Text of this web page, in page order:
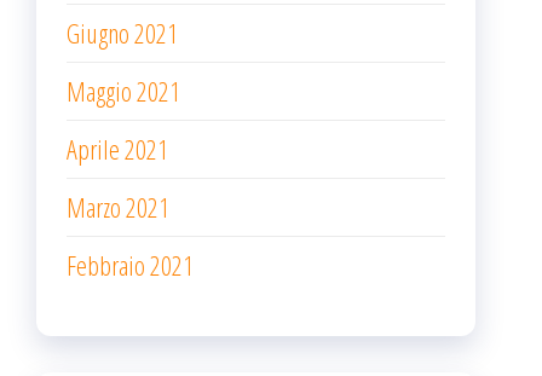
Giugno 2021
Maggio 2021
Aprile 2021
Marzo 2021
Febbraio 2021